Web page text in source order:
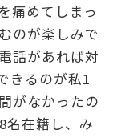
痛めてしまっ
のが楽しみで
話があれば対
きるのが私1
がなかったの
名在籍し、み